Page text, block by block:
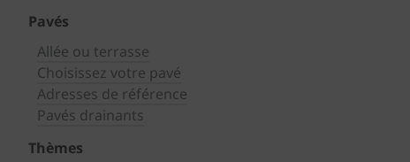
Pavés
Allée ou terrasse
Choisissez votre pavé
Adresses de référence
Pavés drainants
Thèmes